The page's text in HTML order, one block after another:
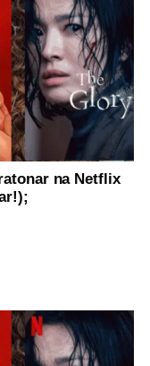
na Netflix